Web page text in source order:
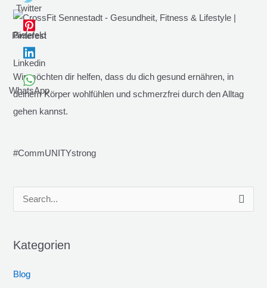
Twitter
Pinterest
Linkedin
WhatsApp
Wir möchten dir helfen, dass du dich gesund ernähren, in
deinem Körper wohlfühlen und schmerzfrei durch den Alltag
gehen kannst.
#CommUNITYstrong
u
h
Kategorien
Blog